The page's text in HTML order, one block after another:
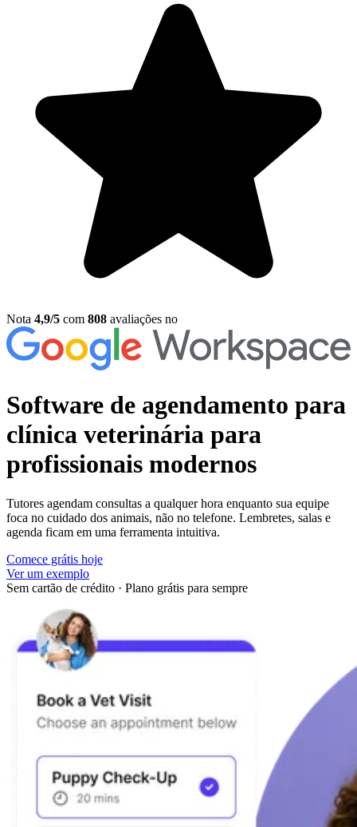
Nota 4,9/5 com 808 avaliações no
Software de agendamento para
clínica veterinária para
profissionais modernos
Tutores agendam consultas a qualquer hora enquanto sua equipe
foca no cuidado dos animais, não no telefone. Lembretes, salas e
agenda ficam em uma ferramenta intuitiva.
Comece grátis hoje
Ver um exemplo
Sem cartão de crédito · Plano grátis para sempre